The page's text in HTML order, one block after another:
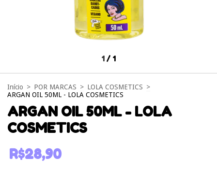
1 / 1
Início > POR MARCAS > LOLA COSMETICS >
ARGAN OIL 50ML - LOLA COSMETICS
ARGAN OIL 50ML - LOLA
COSMETICS
R$28,90